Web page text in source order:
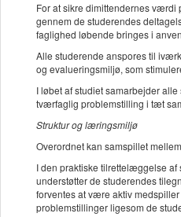
For at sikre dimittendernes værdi
gennem de studerendes
faglighed løbende bringes i
Alle studerende anspores til
og evalueringsmiljø, som
I løbet af studiet samarbejder
tværfaglig problemstilling i tæt
Struktur og læringsmiljø
Overordnet kan samspillet
I den praktiske tilrettelæggelse
understøtter de studerendes
forventes at være aktiv
problemstillinger ligesom de